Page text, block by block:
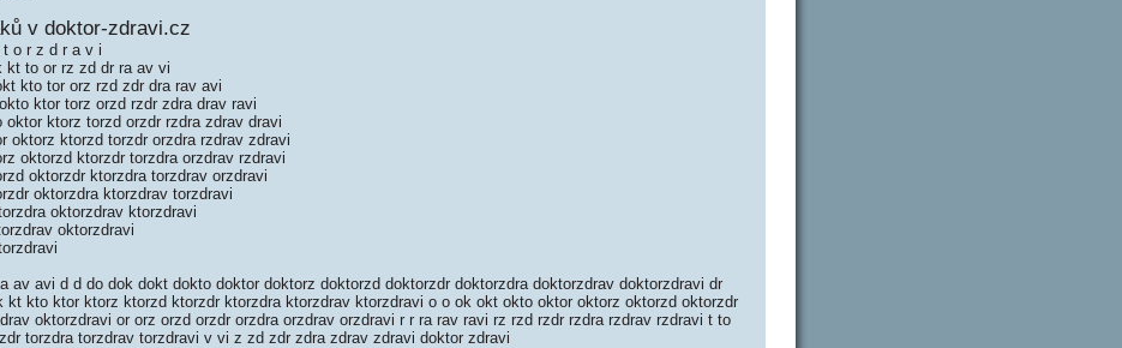
v doktor-zdravi.cz
o r z d r a v i
kt to or rz zd dr ra av vi
kto tor orz rzd zdr dra rav avi
ktor torz orzd rzdr zdra drav ravi
oktor ktorz torzd orzdr rzdra zdrav dravi
oktorz ktorzd torzdr orzdra rzdrav zdravi
oktorzd ktorzdr torzdra orzdrav rzdravi
oktorzdr ktorzdra torzdrav orzdravi
oktorzdra ktorzdrav torzdravi
oktorzdrav ktorzdravi
oktorzdravi
av avi d d do dok dokt dokto doktor doktorz doktorzd doktorzdr doktorzdra doktorzdrav doktorzdravi dr
kt kto ktor ktorz ktorzd ktorzdr ktorzdra ktorzdrav ktorzdravi o o ok okt okto oktor oktorz oktorzd oktorzdr
oktorzdravi or orz orzd orzdr orzdra orzdrav orzdravi r r ra rav ravi rz rzd rzdr rzdra rzdrav rzdravi t to
torzdra torzdrav torzdravi v vi z zd zdr zdra zdrav zdravi doktor zdravi